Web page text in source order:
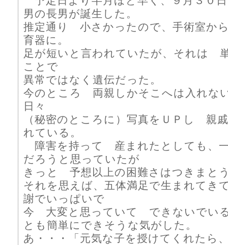
男の長男が誕生した。
推定通り 小さかったので、手術室か
育器に。
足が短いと言われていたが、それは
ことで
異常ではなく遺伝だった。
今のところ 両親しかそこへは入れな
日々
（秘密のところに）写真をＵＰし 親
れている。
障害を持って 産まれたとしても、
だろうと思っていたが
きっと 予想以上の困難さはつきまと
それを思えば、五体満足で生まれてき
謝でいっぱいで
今 大変と思っていて できないでい
とも簡単にできそうな気がした。
あ・・・「元気な子を授けてくれたら